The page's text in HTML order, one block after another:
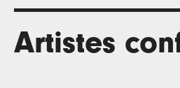
Artistes